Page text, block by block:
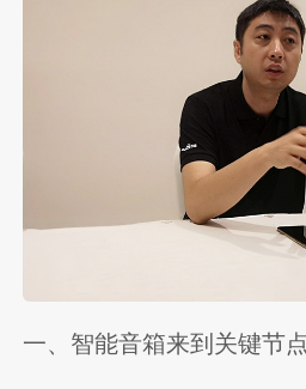
一、智能音箱来到关键节点